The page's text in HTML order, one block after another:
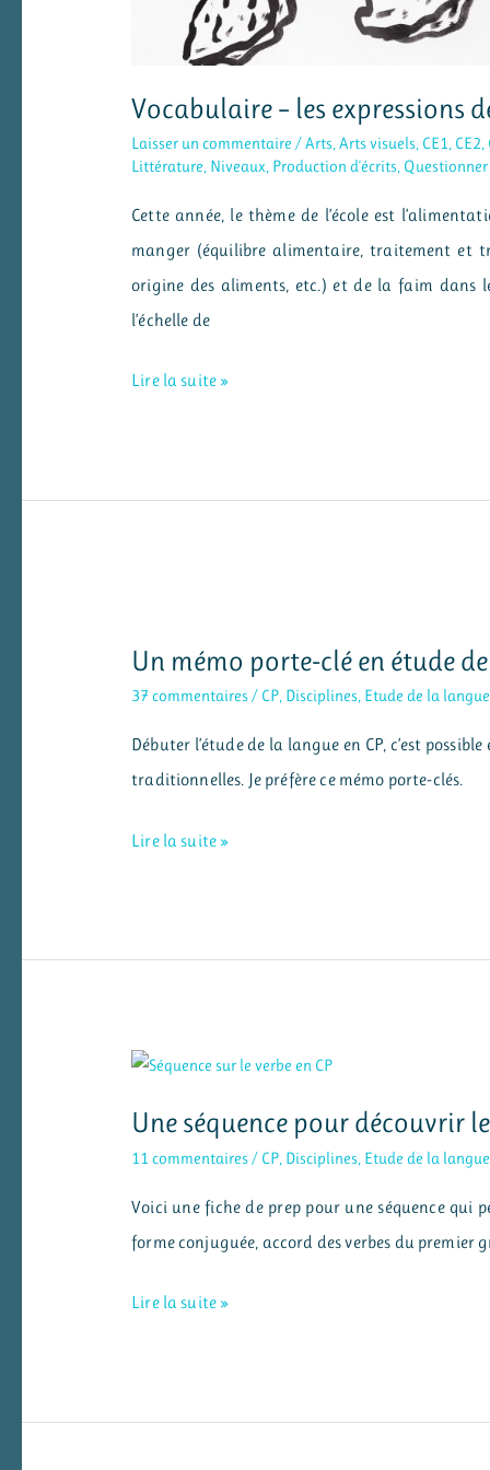
Vocabulaire – les expressions
Laisser un commentaire /Arts,Arts visuels, CE1, CE2,
Littérature, Niveaux, Production d'écrits,
Cette année, le thème de l’école est
manger (équilibre alimentaire, traitement et
origine des aliments, etc.) et de la faim dans
l’échelle de
Vocabulaire
Lire la suite »
Un mémo porte-clé en étude
37 commentaires/ CP, Disciplines, Etude de la langue
Débuter l’étude de la langue en CP, c’est
traditionnelles. Je préfère ce mémo porte-clés.
Un
de
langue
pour
Lire la suite »
Une séquence pour découvrir
11 commentaires/ CP, Disciplines, Etude de la langue
Voici une fiche de prep pour une séquence qui
forme conjuguée, accord des verbes du premier
Une
Lire la suite »